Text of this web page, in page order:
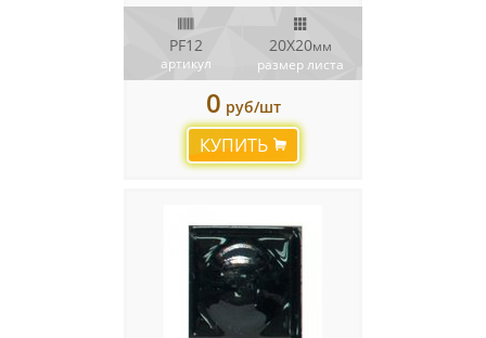
PF12
артикул
20X20мм
размер листа
0 руб/шт
КУПИТЬ